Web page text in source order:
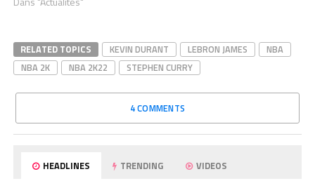
RELATED TOPICS KEVIN DURANT LEBRON JAMES
NBA
NBA 2K
NBA 2K22 STEPHEN CURRY
4 COMMENTS
HEADLINES TRENDING VIDEOS